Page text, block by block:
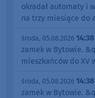
okradał automaty i
na trzy miesiące do
środa, 05.08.2026 14:38
zamek w Bytowie.
mieszkańców do XV
środa, 05.08.2026 14:38
zamek w Bytowie.